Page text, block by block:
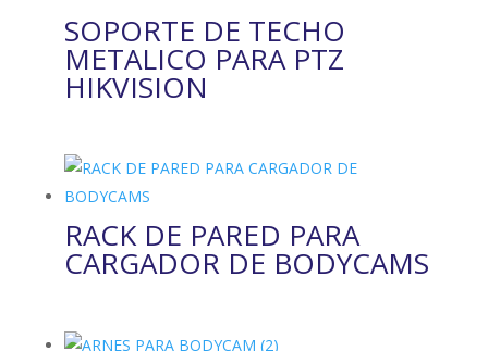
SOPORTE DE TECHO
METALICO PARA PTZ
HIKVISION
RACK DE PARED PARA
CARGADOR DE BODYCAMS